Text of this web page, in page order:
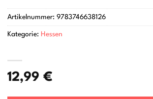
12,99 €
Artikelnummer: 9783746638126
Kategorie: Hessen